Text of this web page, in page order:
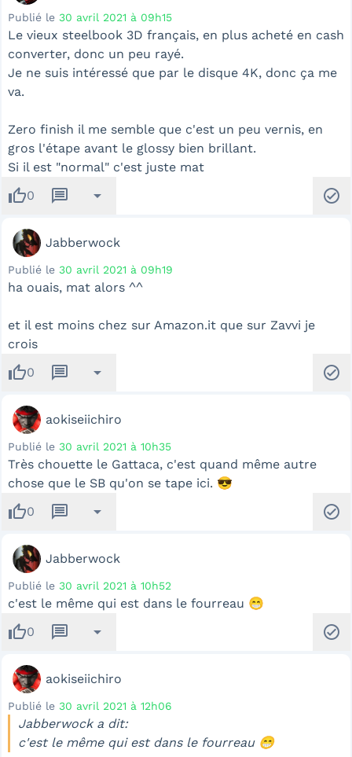
Publié le 30 avril 2021 à 09h15
Le vieux steelbook 3D français, en plus acheté en cash
converter, donc un peu rayé.
Je ne suis intéressé que par le disque 4K, donc ça me
va.
Zero finish il me semble que c'est un peu vernis, en
gros l'étape avant le glossy bien brillant.
Si il est "normal" c'est juste mat
thumb_up0 message arrow_drop_down check_circle
Jabberwock
Publié le 30 avril 2021 à 09h19
ha ouais, mat alors ^^
et il est moins chez sur Amazon.it que sur Zavvi je
crois
thumb_up0 message arrow_drop_down check_circle
aokiseiichiro
Publié le 30 avril 2021 à 10h35
Très chouette le Gattaca, c'est quand même autre
chose que le SB qu'on se tape ici. 😎
thumb_up0 message arrow_drop_down check_circle
Jabberwock
Publié le 30 avril 2021 à 10h52
c'est le même qui est dans le fourreau 😁
thumb_up0 message arrow_drop_down check_circle
aokiseiichiro
Publié le 30 avril 2021 à 12h06
Jabberwock a dit:
c'est le même qui est dans le fourreau 😁